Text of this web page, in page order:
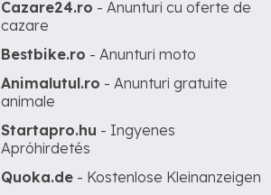
Cazare24.ro - Anunturi cu oferte de
cazare
Bestbike.ro - Anunturi moto
Animalutul.ro - Anunturi gratuite
animale
Startapro.hu - Ingyenes
Apróhirdetés
Quoka.de - Kostenlose Kleinanzeigen